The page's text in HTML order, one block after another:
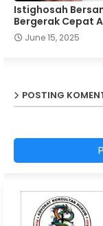
Istighosah
Bergerak Cepat
June 15, 2025
POSTING